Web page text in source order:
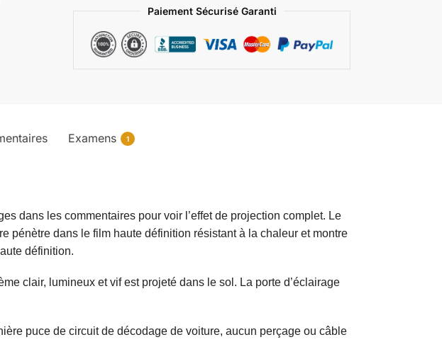
Paiement Sécurisé Garanti
Examens 1
dans les commentaires pour voir l’effet de projection complet. Le
pénètre dans le film haute définition résistant à la chaleur et montre
définition.
clair, lumineux et vif est projeté dans le sol. La porte d’éclairage
puce de circuit de décodage de voiture, aucun perçage ou câble